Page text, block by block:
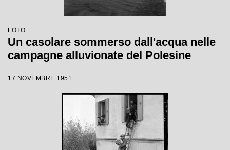
FOTO
Un casolare sommerso dall'acqua nelle
campagne alluvionate del Polesine
17 NOVEMBRE 1951